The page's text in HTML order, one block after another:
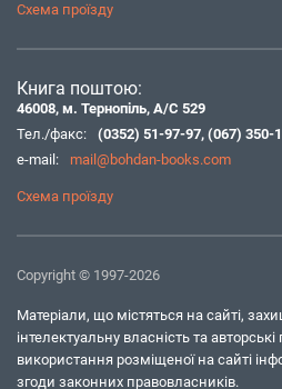
Схема проїзду
Книга поштою:
46008, м. Тернопіль, А/С 529
Тел./факс:
(0352) 51-97-97, (067) 350-
e-mail:
mail@bohdan-books.com
Схема проїзду
Copyright © 1997-2026
Матеріали, що містяться на сайті,
інтелектуальну власність та
використання розміщеної на сайті
згоди законних правовласників.